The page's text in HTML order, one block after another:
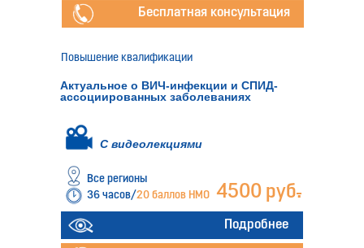
Актуальное о ВИЧ-инфекции и СПИД-
ассоциированных заболеваниях
36 часов/20 баллов НМО 4500 руб.
Все регионы
Повышение квалификации
Подробнее
С видеолекциями
Бесплатная консультация